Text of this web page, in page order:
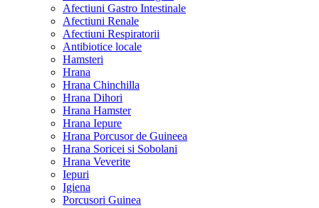
Afectiuni Gastro Intestinale
Afectiuni Renale
Afectiuni Respiratorii
Antibiotice locale
Hamsteri
Hrana
Hrana Chinchilla
Hrana Dihori
Hrana Hamster
Hrana Iepure
Hrana Porcusor de Guineea
Hrana Soricei si Sobolani
Hrana Veverite
Iepuri
Igiena
Porcusori Guinea